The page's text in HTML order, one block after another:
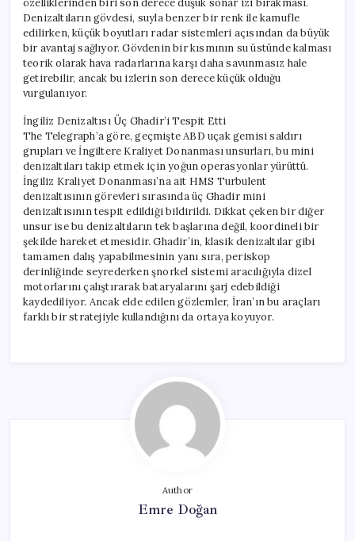
Denizaltıların gövdesi, suyla benzer bir renk ile kamufle
edilirken, küçük boyutları radar sistemleri açısından da büyük
bir avantaj sağlıyor. Gövdenin bir kısmının su üstünde kalması
teorik olarak hava radarlarına karşı daha savunmasız hale
getirebilir, ancak bu izlerin son derece küçük olduğu
vurgulanıyor.
İngiliz Denizaltısı Üç Ghadir’i Tespit Etti
The Telegraph’a göre, geçmişte ABD uçak gemisi saldırı
grupları ve İngiltere Kraliyet Donanması unsurları, bu mini
denizaltıları takip etmek için yoğun operasyonlar yürüttü.
İngiliz Kraliyet Donanması’na ait HMS Turbulent
denizaltısının görevleri sırasında üç Ghadir mini
denizaltısının tespit edildiği bildirildi. Dikkat çeken bir diğer
unsur ise bu denizaltıların tek başlarına değil, koordineli bir
şekilde hareket etmesidir. Ghadir’in, klasik denizaltılar gibi
tamamen dalış yapabilmesinin yanı sıra, periskop
derinliğinde seyrederken şnorkel sistemi aracılığıyla dizel
motorlarını çalıştırarak bataryalarını şarj edebildiği
kaydediliyor. Ancak elde edilen gözlemler, İran’ın bu araçları
farklı bir stratejiyle kullandığını da ortaya koyuyor.
Author
Emre Doğan